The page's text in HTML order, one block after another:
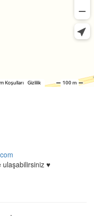
ulaşabilirsiniz ♥